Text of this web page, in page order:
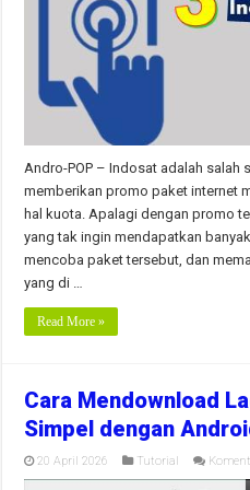
Andro-POP – Indosat adalah salah
memberikan promo paket internet
hal kuota. Apalagi dengan promo
yang tak ingin mendapatkan
mencoba paket tersebut, dan
yang di …
Read More »
Cara Mendownload
Simpel dengan
20 April 2026 Tutorial